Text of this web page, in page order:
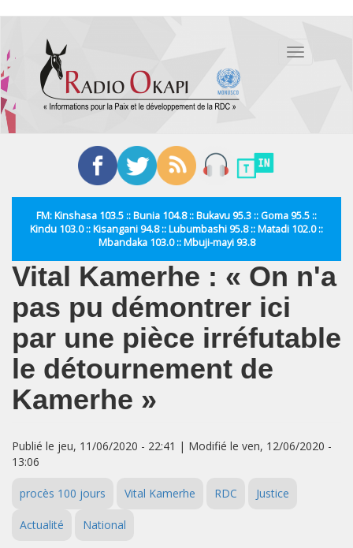
contenu
principal
Toggle
FM: Kinshasa 103.5 :: Bunia 104.8 :: Bukavu 95.3 :: Goma 95.5 ::
Kindu 103.0 :: Kisangani 94.8 :: Lubumbashi 95.8 :: Matadi 102.0 ::
Mbandaka 103.0 :: Mbuji-mayi 93.8
Vital Kamerhe : « On n'a
pas pu démontrer ici
par une pièce irréfutable
le détournement de
Kamerhe »
Publié le jeu, 11/06/2020 - 22:41 | Modifié le ven, 12/06/2020 -
13:06
procès 100 jours Vital Kamerhe RDC Justice
Actualité National